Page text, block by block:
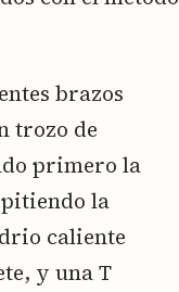
brazos
trozo de
primero la
la
caliente
y una T